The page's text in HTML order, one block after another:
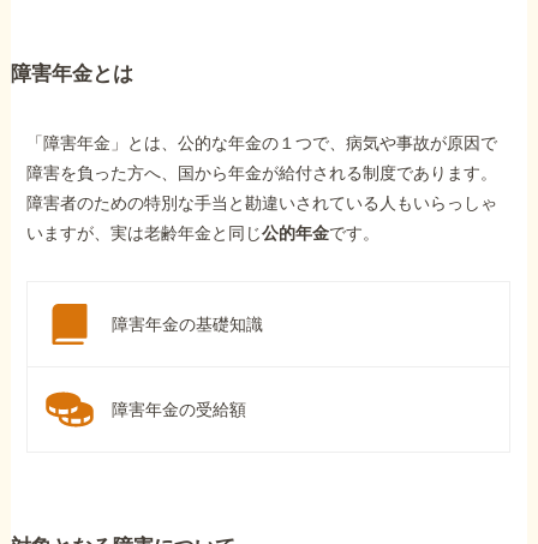
障害年金とは
「障害年金」とは、公的な年金の１つで、病気や事故が原因で
障害を負った方へ、国から年金が給付される制度であります。
障害者のための特別な手当と勘違いされている人もいらっしゃ
いますが、実は老齢年金と同じ公的年金です。
障害年金の基礎知識
障害年金の受給額